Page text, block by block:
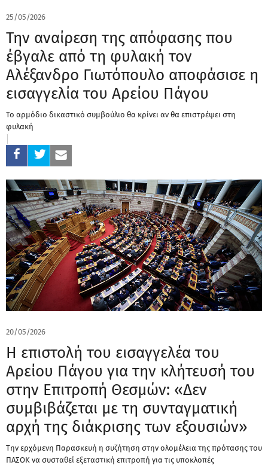
25/05/2026
Την αναίρεση της απόφασης που
έβγαλε από τη φυλακή τον
Αλέξανδρο Γιωτόπουλο αποφάσισε η
εισαγγελία του Αρείου Πάγου
Το αρμόδιο δικαστικό συμβούλιο θα κρίνει αν θα επιστρέψει στη
φυλακή
20/05/2026
Η επιστολή του εισαγγελέα του
Αρείου Πάγου για την κλήτευσή του
στην Επιτροπή Θεσμών: «Δεν
συμβιβάζεται με τη συνταγματική
αρχή της διάκρισης των εξουσιών»
Την ερχόμενη Παρασκευή η συζήτηση στην ολομέλεια της πρότασης του
ΠΑΣΟΚ να συσταθεί εξεταστική επιτροπή για τις υποκλοπές